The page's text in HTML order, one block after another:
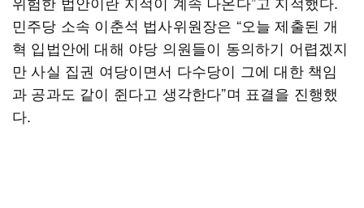
민주당 소속 이춘석 법사위원장은 “오늘 제출된 개
혁 입법안에 대해 야당 의원들이 동의하기 어렵겠지
만 사실 집권 여당이면서 다수당이 그에 대한 책임
과 공과도 같이 쥔다고 생각한다”며 표결을 진행했
다.